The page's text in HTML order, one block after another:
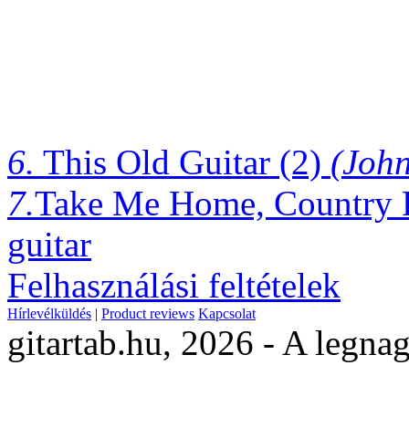
6. This Old Guitar (2)
7.Take Me Home, Country
guitar
Felhasználási feltételek
Hírlevélküldés | Product reviews Kapcsolat
gitartab.hu, 2026 - A